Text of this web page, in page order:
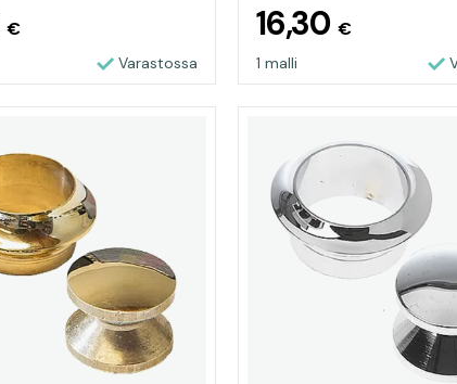
€
Varastossa
16,30 €
1 malli